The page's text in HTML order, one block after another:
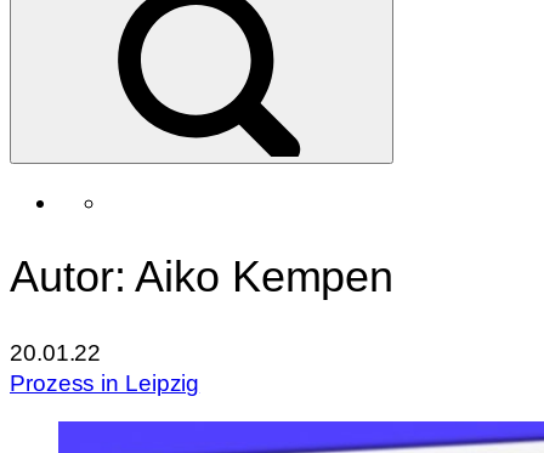
Autor: Aiko Kempen
20.01.22
Prozess in Leipzig